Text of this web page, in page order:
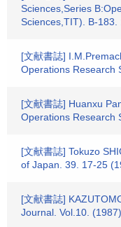
Sciences,Series
Sciences,TIT). B-183.
[文献書誌]
Operations Research
[文献書誌] Huanxu
Operations Research
[文献書誌] Tokuzo
of Japan. 39. 17-25
[文献書誌]
Journal. Vol.10. (1987)